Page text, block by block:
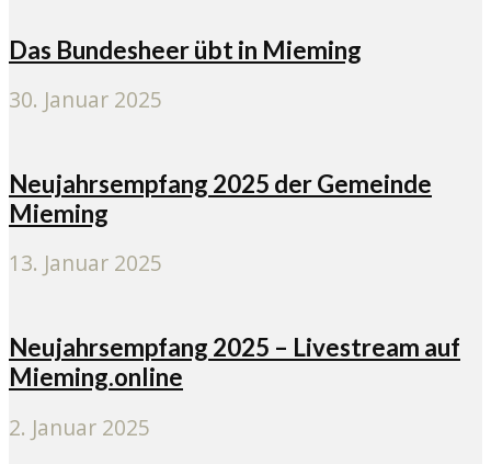
Das Bundesheer übt in Mieming
30. Januar 2025
Neujahrsempfang 2025 der Gemeinde
Mieming
13. Januar 2025
Neujahrsempfang 2025 – Livestream auf
Mieming.online
2. Januar 2025